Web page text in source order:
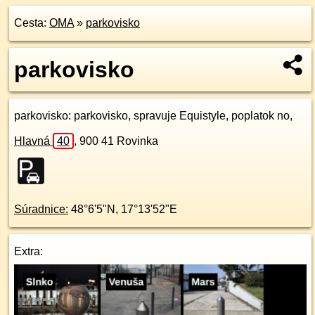
Cesta: OMA» parkovisko
parkovisko
parkovisko: parkovisko, spravuje Equistyle, poplatok no,
Hlavná 40 , 900 41 Rovinka
Súradnice: 48°6'5"N , 17°13'52"E
Extra: